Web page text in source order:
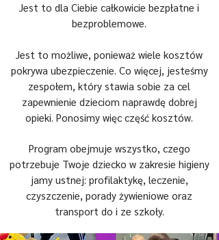
Jest to dla Ciebie całkowicie bezpłatne i
bezproblemowe.
Jest to możliwe, ponieważ wiele kosztów
pokrywa ubezpieczenie. Co więcej, jesteśmy
zespołem, który stawia sobie za cel
zapewnienie dzieciom naprawdę dobrej
opieki. Ponosimy więc część kosztów.
Program obejmuje wszystko, czego
potrzebuje Twoje dziecko w zakresie higieny
jamy ustnej: profilaktykę, leczenie,
czyszczenie, porady żywieniowe oraz
transport do i ze szkoły.